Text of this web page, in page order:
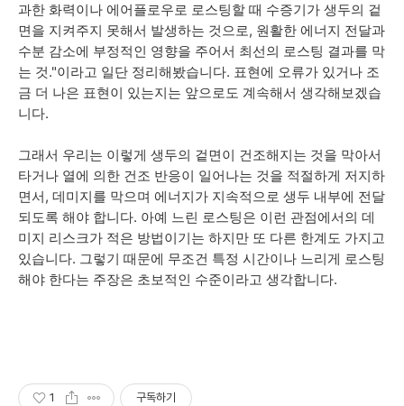
과한 화력이나 에어플로우로 로스팅할 때 수증기가 생두의 겉
면을 지켜주지 못해서 발생하는 것으로, 원활한 에너지 전달과
수분 감소에 부정적인 영향을 주어서 최선의 로스팅 결과를 막
는 것."이라고 일단 정리해봤습니다. 표현에 오류가 있거나 조
금 더 나은 표현이 있는지는 앞으로도 계속해서 생각해보겠습
니다.
그래서 우리는 이렇게 생두의 겉면이 건조해지는 것을 막아서
타거나 열에 의한 건조 반응이 일어나는 것을 적절하게 저지하
면서, 데미지를 막으며 에너지가 지속적으로 생두 내부에 전달
되도록 해야 합니다. 아예 느린 로스팅은 이런 관점에서의 데
미지 리스크가 적은 방법이기는 하지만 또 다른 한계도 가지고
있습니다. 그렇기 때문에 무조건 특정 시간이나 느리게 로스팅
해야 한다는 주장은 초보적인 수준이라고 생각합니다.
1 구독하기